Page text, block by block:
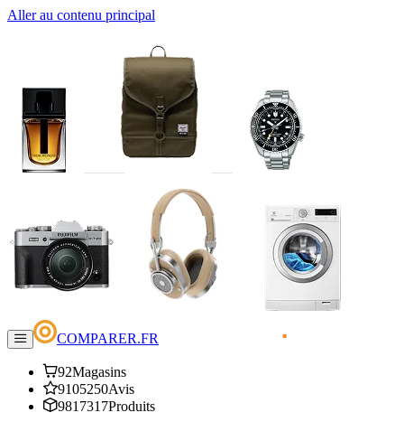
Aller au contenu principal
COMPARER.FR
92Magasins
9105250Avis
9817317Produits